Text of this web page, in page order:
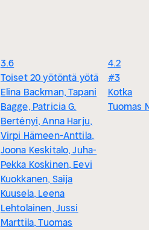
3.6
Toiset 20 yötöntä yötä
Elina Backman, Tapani
Bagge, Patricia G.
Bertényi, Anna Harju,
Virpi Hämeen-Anttila,
Joona Keskitalo, Juha-
Pekka Koskinen, Eevi
Kuokkanen, Saija
Kuusela, Leena
Lehtolainen, Jussi
Marttila, Tuomas
4.2
#3
Kotka
Tuomas